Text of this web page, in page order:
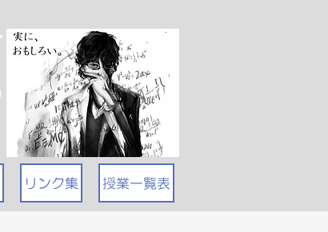
リンク集 授業一覧表